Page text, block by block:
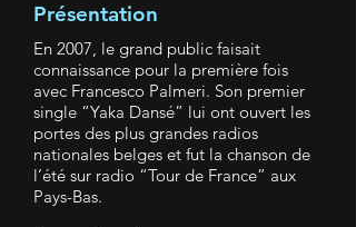
Présentation
En 2007, le grand public faisait
connaissance pour la première fois
avec Francesco Palmeri. Son premier
single “Yaka Dansé” lui ont ouvert les
portes des plus grandes radios
nationales belges et fut la chanson de
l’été sur radio “Tour de France” aux
Pays-Bas.